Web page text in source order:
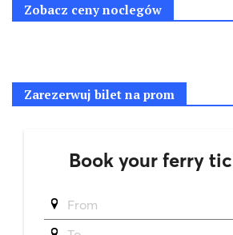
Zobacz ceny noclegów
Zarezerwuj bilet na prom